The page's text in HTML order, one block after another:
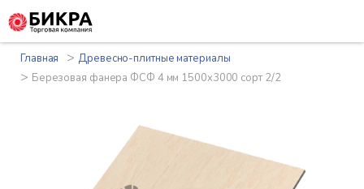
Главная >Древесно-плитные материалы
> Березовая фанера ФСФ 4 мм 1500x3000 сорт 2/2